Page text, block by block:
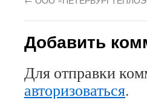
Добавить
Для отправки
авторизоваться.